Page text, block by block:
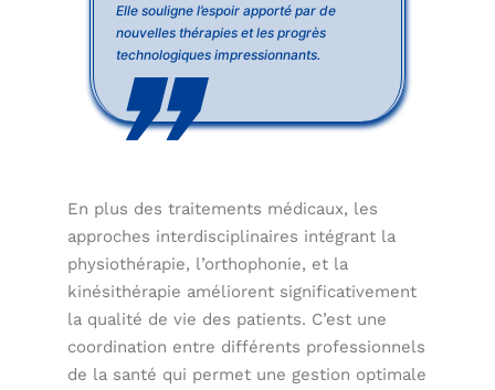
Elle souligne l’espoir apporté par de
nouvelles thérapies et les progrès
technologiques impressionnants.
En plus des traitements médicaux, les
approches interdisciplinaires intégrant la
physiothérapie, l’orthophonie, et la
kinésithérapie améliorent significativement
la qualité de vie des patients. C’est une
coordination entre différents professionnels
de la santé qui permet une gestion optimale